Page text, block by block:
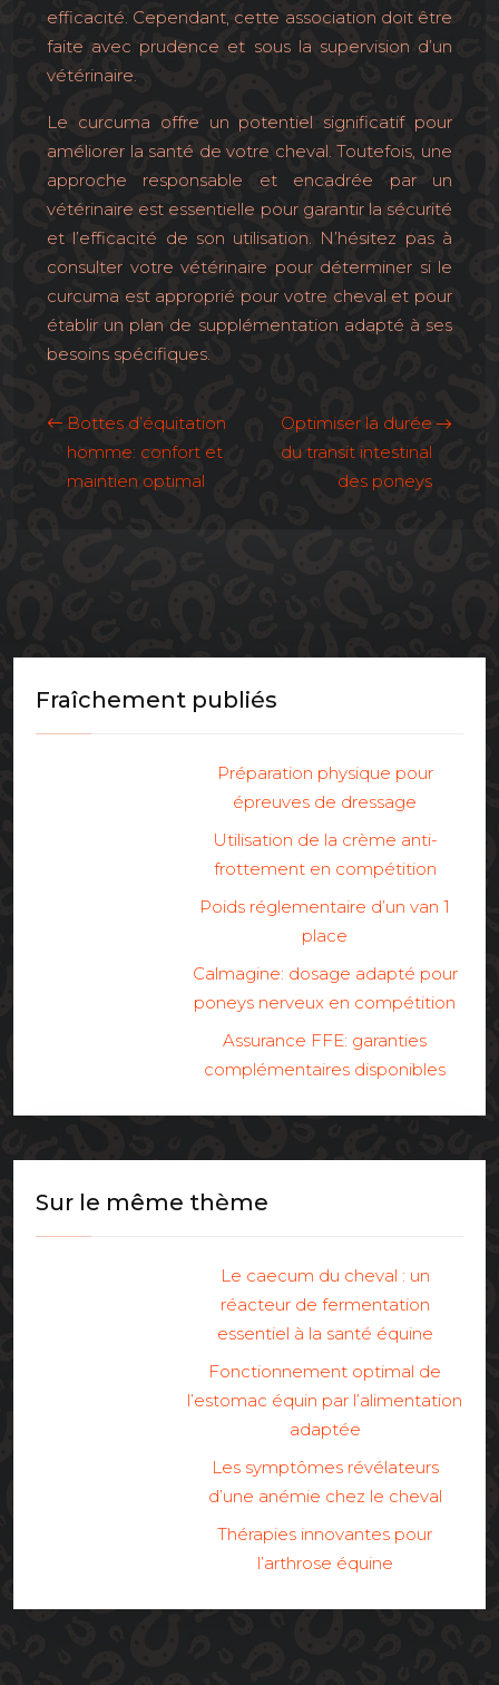
efficacité. Cependant, cette association doit être
faite avec prudence et sous la supervision d’un
vétérinaire.
Le curcuma offre un potentiel significatif pour
améliorer la santé de votre cheval. Toutefois, une
approche responsable et encadrée par un
vétérinaire est essentielle pour garantir la sécurité
et l’efficacité de son utilisation. N’hésitez pas à
consulter votre vétérinaire pour déterminer si le
curcuma est approprié pour votre cheval et pour
établir un plan de supplémentation adapté à ses
besoins spécifiques.
Bottes d’équitation
homme: confort et
maintien optimal
Optimiser la durée
du transit intestinal
des poneys
Fraîchement publiés
Préparation physique pour
épreuves de dressage
Utilisation de la crème anti-
frottement en compétition
Poids réglementaire d’un van 1
place
Calmagine: dosage adapté pour
poneys nerveux en compétition
Assurance FFE: garanties
complémentaires disponibles
Sur le même thème
Le caecum du cheval : un
réacteur de fermentation
essentiel à la santé équine
Fonctionnement optimal de
l’estomac équin par l’alimentation
adaptée
Les symptômes révélateurs
d’une anémie chez le cheval
Thérapies innovantes pour
l’arthrose équine